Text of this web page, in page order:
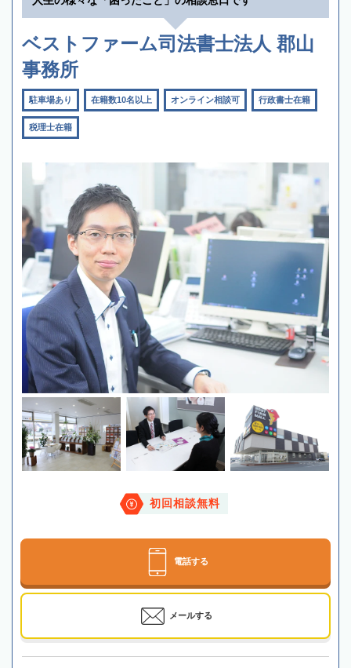
ベストファーム司法書士法人 郡山
事務所
駐車場あり 在籍数10名以上 オンライン相談可 行政書士在籍
税理士在籍
初回相談無料
電話する
メールする